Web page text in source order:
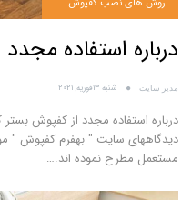
روش های نصب کفپوش pvc
درباره استفاده
مدیر سایت شنبه 13فوریه, 2021
درباره استفاده مجدد از کفپوش بستر
دیدگاههای سایت " بهفرم کفپوش "
مستعمل مطرح نموده اند.…